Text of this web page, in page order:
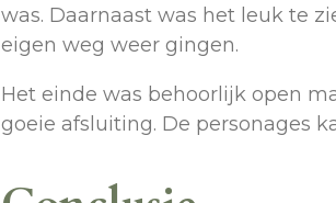
was. Daarnaast was het leuk te
eigen weg weer gingen.
Het einde was behoorlijk open
goeie afsluiting. De personages